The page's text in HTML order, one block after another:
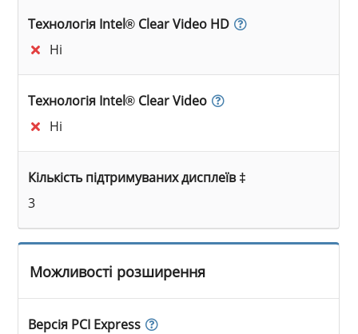
Технологія Intel® Clear Video HD
Ні
Технологія Intel® Clear Video
Ні
Кількість підтримуваних дисплеїв ‡
3
Можливості розширення
Версія PCI Express